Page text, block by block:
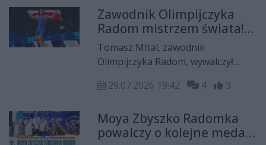
triumfował w turnieju rozegranym
na boiskach Monta Beach Volley
Club w Warszawie, wygrywając
wszystkie spotkania w parze z
Aleksem Bialkevichem.
Zawodnik Olimpijczyka
Radom mistrzem świata!
Tomasz Mital ze złotem w
Baku
Tomasz Mital, zawodnik
Olimpijczyka Radom, wywalczył
lat 17 w zapasach w stylu
rozgrywanego w Baku pokonał
reprezentanta Ukrainy Hliba
29.07.2026 19:42 4 3
Moya Zbyszko Radomka
powalczy o kolejne medale